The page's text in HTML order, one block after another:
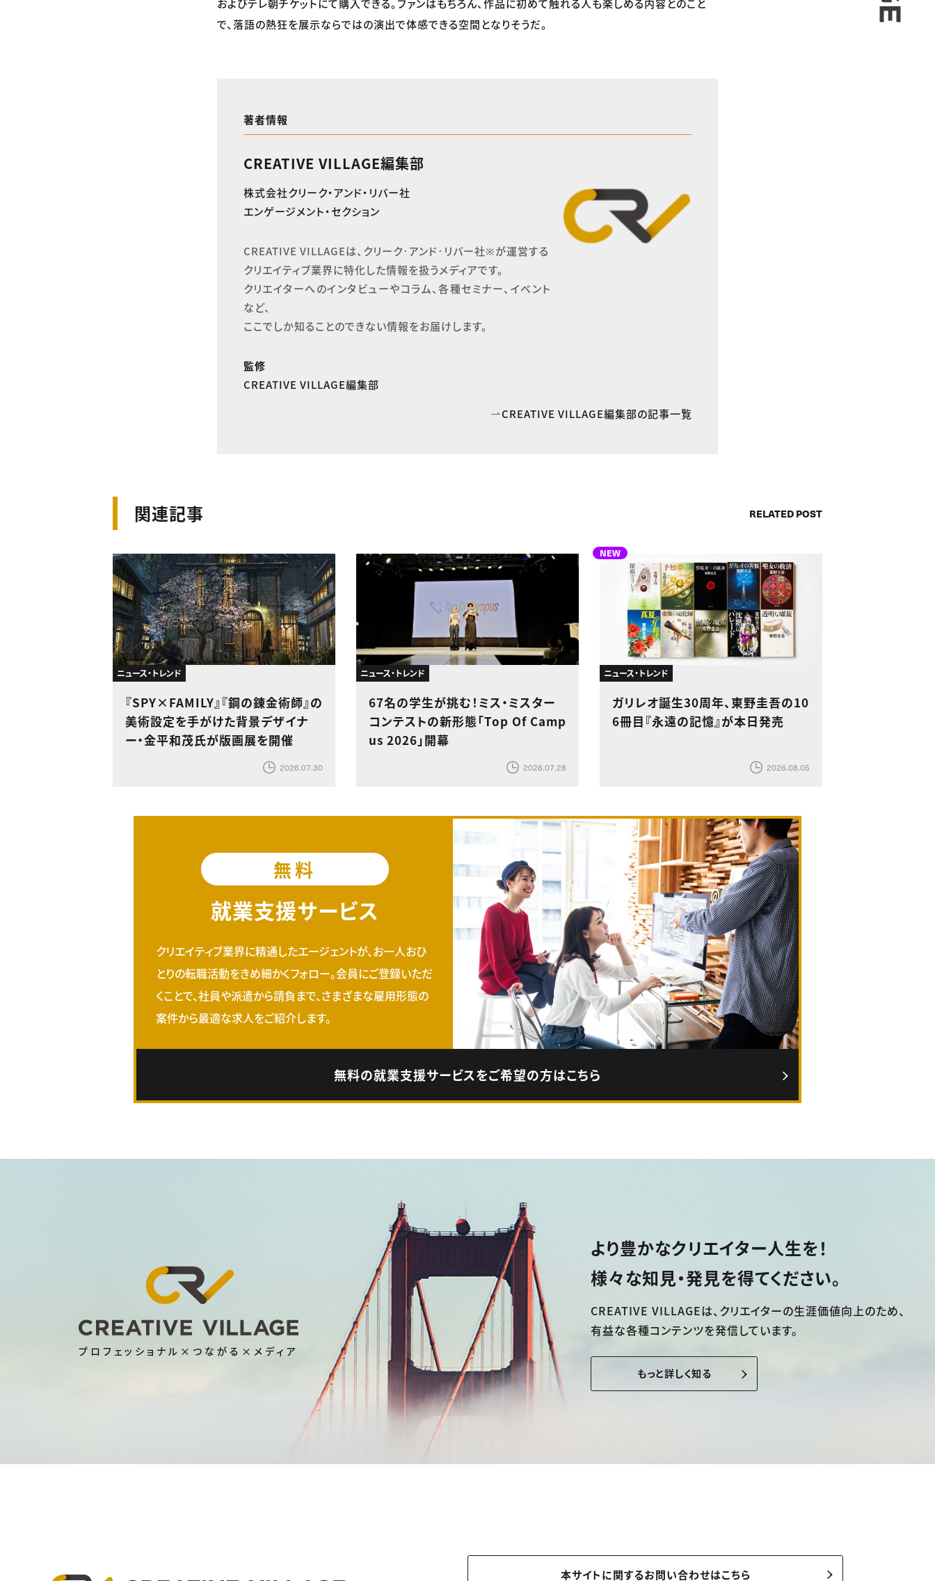
およびテレ朝チケットにて購入できる。ファンはもちろん、作品に初めて触れる人も楽しめる内容とのこと
で、落語の熱狂を展示ならではの演出で体感できる空間となりそうだ。
著者情報
CREATIVE VILLAGE編集部
株式会社クリーク・アンド・リバー社
エンゲージメント・セクション
CREATIVE VILLAGEは、クリーク･アンド･リバー社※が運営する
クリエイティブ業界に特化した情報を扱うメディアです。
クリエイターへのインタビューやコラム、各種セミナー、イベント
など、
ここでしか知ることのできない情報をお届けします。
監修
CREATIVE VILLAGE編集部
CREATIVE VILLAGE編集部の記事一覧
関連記事 RELATED POST
ニュース・トレンド
『SPY×FAMILY』『鋼の錬金術師』の
美術設定を手がけた背景デザイナ
ー・金平和茂氏が版画展を開催
2026.07.30
ニュース・トレンド
67名の学生が挑む！ミス・ミスター
コンテストの新形態「Top Of Camp
us 2026」開幕
2026.07.28
NEW
ニュース・トレンド
ガリレオ誕生30周年、東野圭吾の10
6冊目『永遠の記憶』が本日発売
2026.08.05
無料
就業支援サービス
クリエイティブ業界に精通したエージェントが、お一人おひ
とりの転職活動をきめ細かくフォロー。会員にご登録いただ
くことで、社員や派遣から請負まで、さまざまな雇用形態の
案件から最適な求人をご紹介します。
無料の就業支援サービスをご希望の方はこちら
プロフェッショナル×つながる×メディア
より豊かなクリエイター人生を！
様々な知見・発見を得てください。
CREATIVE VILLAGEは、 クリエイターの生涯価値向上のため、
有益な各種コンテンツを発信しています。
もっと詳しく知る
本サイトに関するお問い合わせはこちら